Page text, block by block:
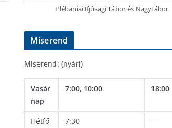
Plébániai Ifjúsági Tábor és Nagytábor
Miserend
Miserend: (nyári)
Vasár
nap
7:00, 10:00 18:00
Hétfő 7:30 —